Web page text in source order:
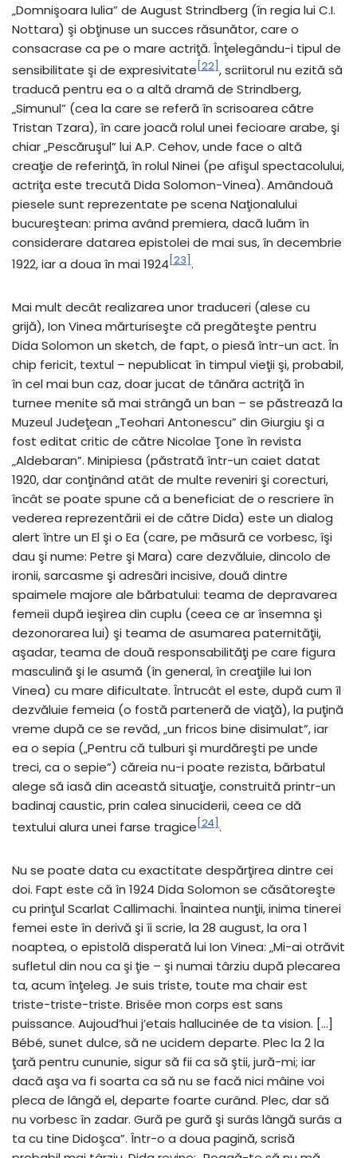
„Domnişoara Iulia” de August Strindberg (în regia lui C.I.
Nottara) şi obţinuse un succes răsunător, care o
consacrase ca pe o mare actriţă. Înţelegându-i tipul de
sensibilitate şi de expresivitate [22] , scriitorul nu ezită să
traducă pentru ea o a altă dramă de Strindberg,
„Simunul” (cea la care se referă în scrisoarea către
Tristan Tzara), în care joacă rolul unei fecioare arabe, şi
chiar „Pescăruşul” lui A.P. Cehov, unde face o altă
creaţie de referinţă, în rolul Ninei (pe afişul spectacolului,
actriţa este trecută Dida Solomon-Vinea). Amândouă
piesele sunt reprezentate pe scena Naţionalului
bucureştean: prima având premiera, dacă luăm în
considerare datarea epistolei de mai sus, în decembrie
1922, iar a doua în mai 1924 [23] .
Mai mult decât realizarea unor traduceri (alese cu
grijă), Ion Vinea mărturiseşte că pregăteşte pentru
Dida Solomon un sketch, de fapt, o piesă într-un act. În
chip fericit, textul – nepublicat în timpul vieţii şi, probabil,
în cel mai bun caz, doar jucat de tânăra actriţă în
turnee menite să mai strângă un ban – se păstrează la
Muzeul Judeţean „Teohari Antonescu” din Giurgiu şi a
fost editat critic de către Nicolae Ţone în revista
„Aldebaran”. Minipiesa (păstrată într-un caiet datat
1920, dar conţinând atât de multe reveniri şi corecturi,
încât se poate spune că a beneficiat de o rescriere în
vederea reprezentării ei de către Dida) este un dialog
alert între un El şi o Ea (care, pe măsură ce vorbesc, îşi
dau şi nume: Petre şi Mara) care dezvăluie, dincolo de
ironii, sarcasme şi adresări incisive, două dintre
spaimele majore ale bărbatului: teama de depravarea
femeii după ieşirea din cuplu (ceea ce ar însemna şi
dezonorarea lui) şi teama de asumarea paternităţii,
aşadar, teama de două responsabilităţi pe care figura
masculină şi le asumă (în general, în creaţiile lui Ion
Vinea) cu mare dificultate. Întrucât el este, după cum îl
dezvăluie femeia (o fostă parteneră de viaţă), la puţină
vreme după ce se revăd, „un fricos bine disimulat”, iar
ea o sepia („Pentru că tulburi şi murdăreşti pe unde
treci, ca o sepie”) căreia nu-i poate rezista, bărbatul
alege să iasă din această situaţie, construită printr-un
badinaj caustic, prin calea sinuciderii, ceea ce dă
textului alura unei farse tragice [24] .
Nu se poate data cu exactitate despărţirea dintre cei
doi. Fapt este că în 1924 Dida Solomon se căsătoreşte
cu prinţul Scarlat Callimachi. Înaintea nunţii, inima tinerei
femei este în derivă şi îi scrie, la 28 august, la ora 1
noaptea, o epistolă disperată lui Ion Vinea: „Mi-ai otrăvit
sufletul din nou ca şi ţie – şi numai târziu după plecarea
ta, acum înţeleg. Je suis triste, toute ma chair est
triste-triste-triste. Brisée mon corps est sans
puissance. Aujoud’hui j’etais hallucinée de ta vision. […]
Bébé, sunet dulce, să ne ucidem departe. Plec la 2 la
ţară pentru cununie, sigur să fii ca să ştii, jură-mi; iar
dacă aşa va fi soarta ca să nu se facă nici mâine voi
pleca de lângă el, departe foarte curând. Plec, dar să
nu vorbesc în zadar. Gură pe gură şi surâs lângă surâs a
ta cu tine Didoşca”. Într-o a doua pagină, scrisă